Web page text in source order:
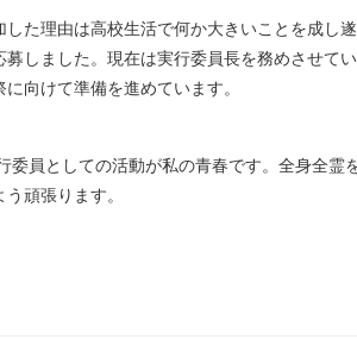
した理由は高校生活で何か大きいことを成し
募しました。現在は実行委員長を務めさせて
向けて準備を進めています。
委員としての活動が私の青春です。全身全霊
頑張ります。